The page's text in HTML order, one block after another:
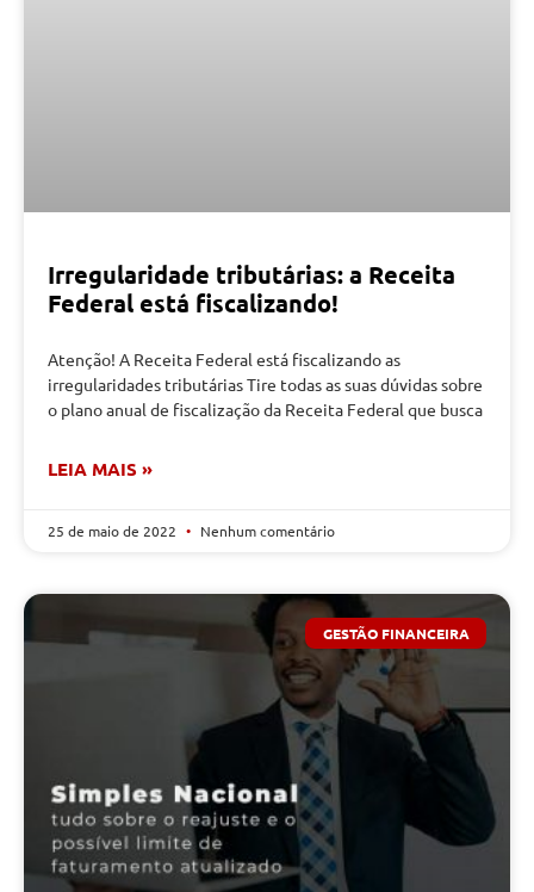
Irregularidade tributárias: a Receita
Federal está fiscalizando!
Atenção! A Receita Federal está fiscalizando as
irregularidades tributárias Tire todas as suas dúvidas sobre
o plano anual de fiscalização da Receita Federal que busca
LEIA MAIS »
25 de maio de 2022 Nenhum comentário
GESTÃO FINANCEIRA